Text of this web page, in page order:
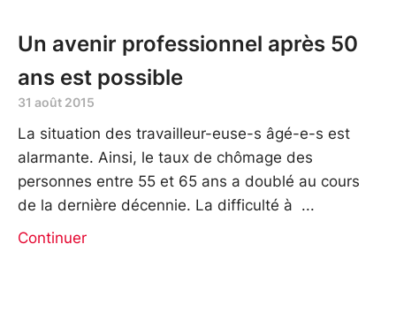
Un avenir professionnel après 50
ans est possible
31 août 2015
La situation des travailleur-euse-s âgé-e-s est
alarmante. Ainsi, le taux de chômage des
personnes entre 55 et 65 ans a doublé au cours
de la dernière décennie. La difficulté à
Continuer